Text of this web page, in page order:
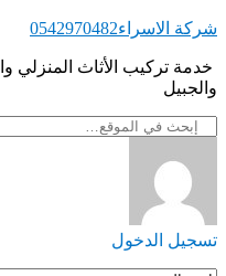
التجاوز
المحتوى
شركة الاسراء0542970482
‏خدمة تركيب الأثاث المنزلي
والجبيل
تسجيل الدخول